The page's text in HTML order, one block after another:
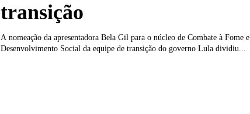
transição
A nomeação da apresentadora Bela Gil para o núcleo de Combate à Fome e
Desenvolvimento Social da equipe de transição do governo Lula dividiu...